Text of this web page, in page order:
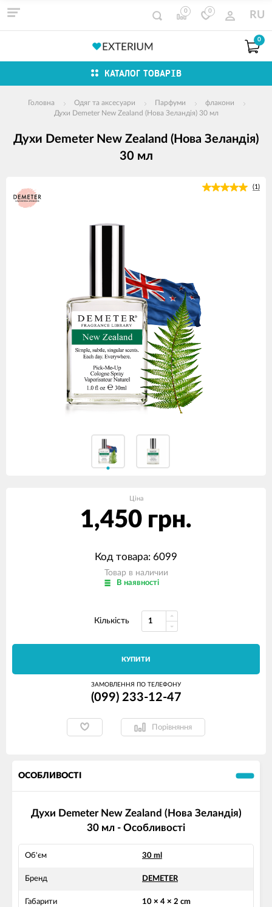
0 0 RU
0
КАТАЛОГ ТОВАРІВ
Головна Одяг та аксесуари Парфуми
флакони
Духи Demeter New Zealand (Нова Зеландія) 30 мл
Духи Demeter New Zealand (Нова Зеландія)
30 мл
зображення
продуктів
(1)
Ціна
1,450 грн.
Код товара: 6099
Товар в наличии
В наявності
Кількість
КУПИТИ
ЗАМОВЛЕННЯ ПО ТЕЛЕФОНУ
(099) 233-12-47
Порівняння
ОСОБЛИВОСТІ
Духи Demeter New Zealand (Нова Зеландія)
30 мл - Особливості
Об'єм 30 ml
Бренд DEMETER
Габарити 10 × 4 × 2 cm